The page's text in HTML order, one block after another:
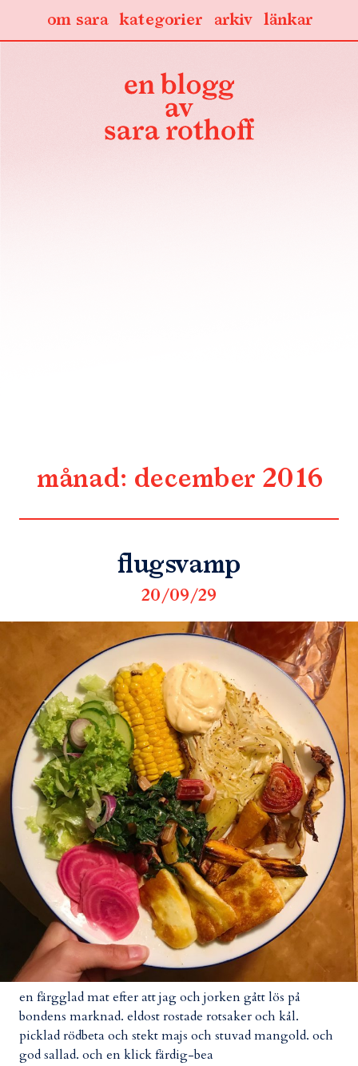
länkar
arkiv
kategorier
om sara
månad: december 2016
flugsvamp
20/09/29
en färgglad mat efter att jag och jorken gått lös på
bondens marknad. eldost rostade rotsaker och kål.
picklad rödbeta och stekt majs och stuvad mangold. och
god sallad. och en klick färdig-bea